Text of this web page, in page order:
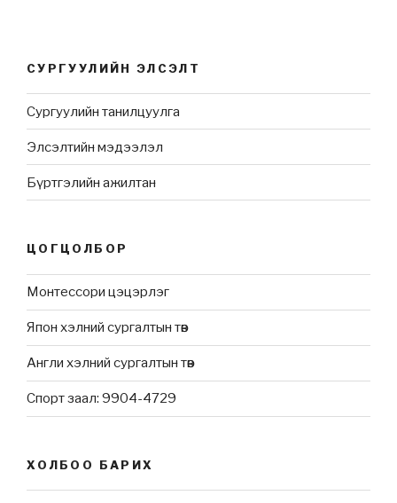
СУРГУУЛИЙН ЭЛСЭЛТ
Сургуулийн танилцуулга
Элсэлтийн мэдээлэл
Бүртгэлийн ажилтан
ЦОГЦОЛБОР
Монтессори цэцэрлэг
Япон хэлний сургалтын төв
Англи хэлний сургалтын төв
Спорт заал: 9904-4729
ХОЛБОО БАРИХ